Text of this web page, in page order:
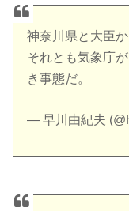
神奈川県と大臣
それとも気象庁
き事態だ。
— 早川由紀夫